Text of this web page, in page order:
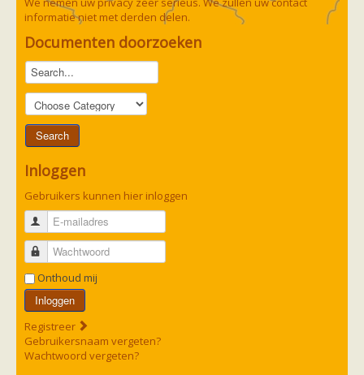
informatie niet met derden delen.
Documenten doorzoeken
Inloggen
Gebruikers kunnen hier inloggen
E-mailadres
Wachtwoord
Onthoud mij
Inloggen
Registreer
Gebruikersnaam vergeten?
Wachtwoord vergeten?